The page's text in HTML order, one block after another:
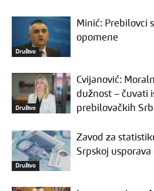
Društvo
Minić: Prebilovci
opomene
Društvo
Cvijanović:
dužnost – čuvati
prebilovačkih
Društvo
Zavod za
Srpskoj